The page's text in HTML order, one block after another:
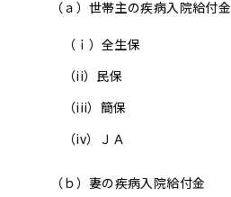
（ａ）世帯主の疾病入院給付金
（ｉ）全生保
（ii） 民保
（iii） 簡保
（iv）
ＪＡ
（ｂ）妻の疾病入院給付金